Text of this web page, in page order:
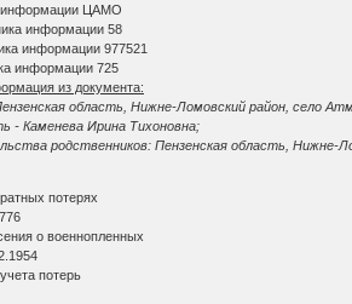
информации ЦАМО
информации 58
информации 977521
информации 725
из документа:
область, Нижне-Ломовский район, село
- Каменева Ирина Тихоновна;
родственников: Пензенская область, Нижне-
потерях
о военнопленных
потерь